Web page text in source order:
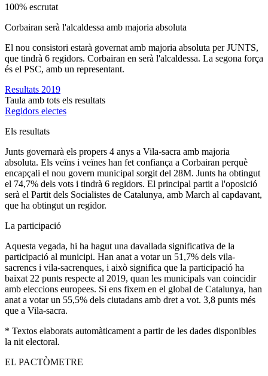
100% escrutat
Corbairan serà l'alcaldessa amb majoria absoluta
El nou consistori estarà governat amb majoria absoluta per JUNTS,
que tindrà 6 regidors. Corbairan en serà l'alcaldessa. La segona força
és el PSC, amb un representant.
Resultats 2019
Taula amb tots els resultats
Regidors electes
Els resultats
Junts governarà els propers 4 anys a Vila-sacra amb majoria
absoluta. Els veïns i veïnes han fet confiança a Corbairan perquè
encapçali el nou govern municipal sorgit del 28M. Junts ha obtingut
el 74,7% dels vots i tindrà 6 regidors. El principal partit a l'oposició
serà el Partit dels Socialistes de Catalunya, amb March al capdavant,
que ha obtingut un regidor.
La participació
Aquesta vegada, hi ha hagut una davallada significativa de la
participació al municipi. Han anat a votar un 51,7% dels vila-
sacrencs i vila-sacrenques, i això significa que la participació ha
baixat 22 punts respecte al 2019, quan les municipals van coincidir
amb eleccions europees. Si ens fixem en el global de Catalunya, han
anat a votar un 55,5% dels ciutadans amb dret a vot. 3,8 punts més
que a Vila-sacra.
* Textos elaborats automàticament a partir de les dades disponibles
la nit electoral.
EL PACTÒMETRE